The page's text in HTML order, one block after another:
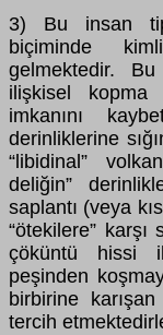
3) Bu insan
biçiminde
gelmektedir.
ilişkisel kopma
imkanını
derinliklerine
“libidinal”
deliğin”
saplantı (veya
“ötekilere” karşı
çöküntü hissi
peşinden
birbirine
tercih